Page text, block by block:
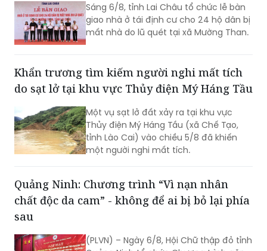
Sáng 6/8, tỉnh Lai Châu tổ chức lễ bàn
giao nhà ở tái định cư cho 24 hộ dân bị
mất nhà do lũ quét tại xã Mường Than.
Khẩn trương tìm kiếm người nghi mất tích
do sạt lở tại khu vực Thủy điện Mý Háng Tầu
Một vụ sạt lở đất xảy ra tại khu vực
Thủy điện Mý Háng Tầu (xã Chế Tạo,
tỉnh Lào Cai) vào chiều 5/8 đã khiến
một người nghi mất tích.
Quảng Ninh: Chương trình “Vì nạn nhân
chất độc da cam” - không để ai bị bỏ lại phía
sau
(PLVN) – Ngày 6/8, Hội Chữ thập đỏ tỉnh